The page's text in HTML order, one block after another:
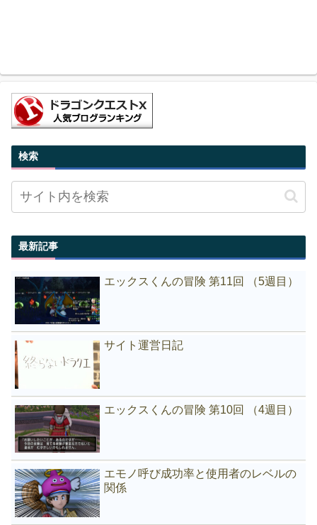
検索
最新記事
エックスくんの冒険 第11回 （5週目）
サイト運営日記
エックスくんの冒険 第10回 （4週目）
エモノ呼び成功率と使用者のレベルの
関係